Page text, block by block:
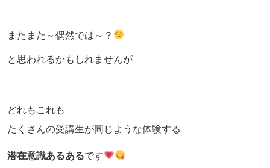
またまた～偶然では～？
と思われるかもしれませんが
どれもこれも
たくさんの受講生が同じような体験する
潜在意識あるあるです